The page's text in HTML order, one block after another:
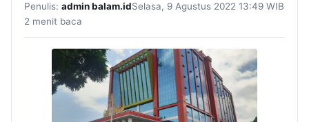
Penulis: admin balam.idSelasa, 9 Agustus 2022 13:49 WIB
2 menit baca